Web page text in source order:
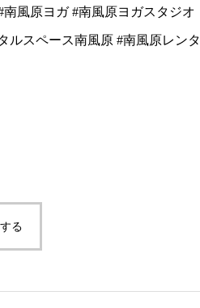
風原ヨガ #南風原ヨガスタジオ
ルスペース南風原 #南風原レンタ
る